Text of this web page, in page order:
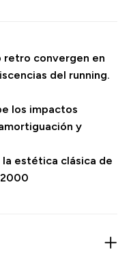
retro convergen en
del running.
los impactos
y
estética clásica de